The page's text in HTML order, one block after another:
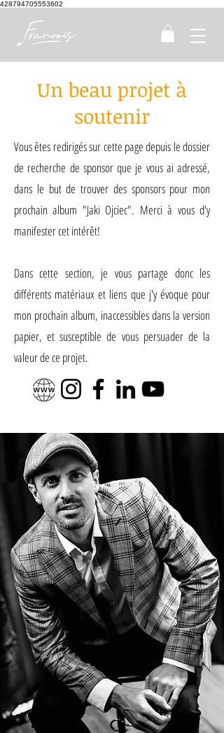
428794705553602
Un beau projet à
soutenir
Vous êtes redirigés sur cette page depuis le dossier
de recherche de sponsor que je vous ai adressé,
dans le but de trouver des sponsors pour mon
prochain album "Jaki Ojciec". Merci à vous d'y
manifester cet intérêt!
Dans cette section, je vous partage donc les
différents matériaux et liens que j'y évoque pour
mon prochain album, inaccessibles dans la version
papier, et susceptible de vous persuader de la
valeur de ce projet.